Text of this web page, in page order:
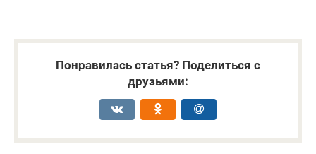
Понравилась статья? Поделиться с
друзьями: